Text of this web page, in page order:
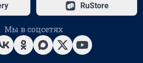
RuStore
Мы в соцсетях